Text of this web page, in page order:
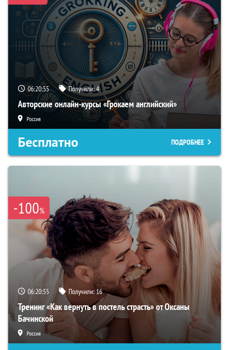
06:20:54 Получили:4
Авторские онлайн-курсы «Грокаем английский»
Россия
Бесплатно ПОДРОБНЕЕ
-100%
06:20:54 Получили:16
Тренинг «Как вернуть в постель страсть» от Оксаны
Бачинской
Россия